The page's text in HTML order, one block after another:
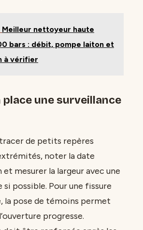
Meilleur nettoyeur haute
bars : débit, pompe laiton et
à vérifier
une surveillance
de petits repères
noter la date
et mesurer la largeur avec une
si possible. Pour une fissure
la pose de témoins permet
progresse.